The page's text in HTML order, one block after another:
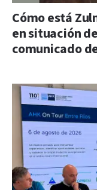
Cómo está
en situación
comunicado